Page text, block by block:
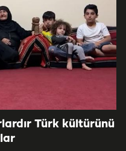
Türk kültürünü